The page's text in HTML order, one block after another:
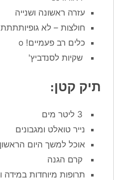
עזרה ראשונה ושנייה
חולצות – לא
כלים רב פעמיים! o
שקיות לסנדביץ'
תיק קטן:
נייר טואלט ומגבונים
אוכל למשך היום
קרם הגנה
תרופות מיוחדות במידה